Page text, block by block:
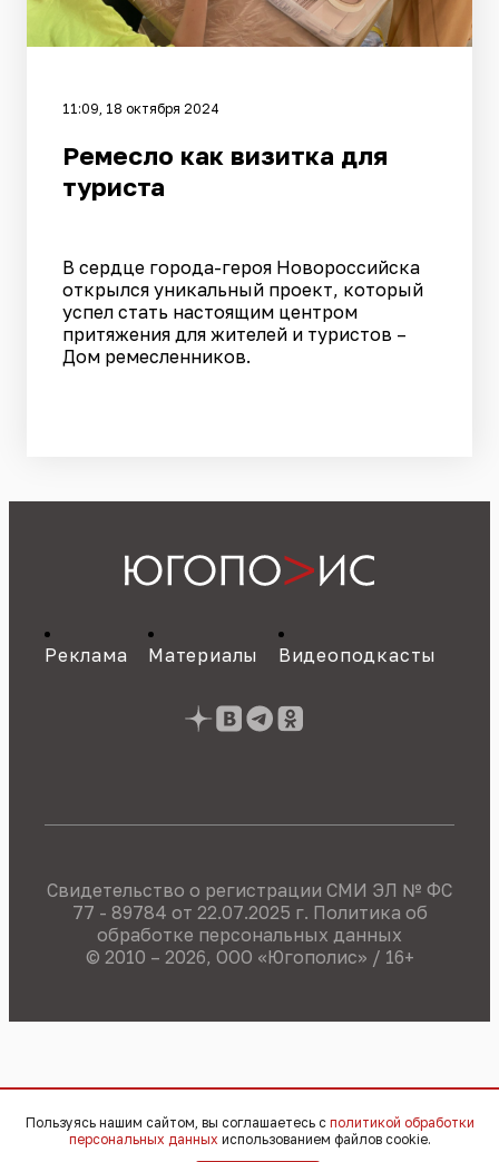
11:09, 18 октября 2024
Ремесло как визитка для
туриста
В сердце города-героя Новороссийска
открылся уникальный проект, который
успел стать настоящим центром
притяжения для жителей и туристов –
Дом ремесленников.
Реклама Материалы Видеоподкасты
Свидетельство о регистрации СМИ ЭЛ № ФС
77 - 89784 от 22.07.2025 г. Политика об
обработке персональных данных
© 2010 – 2026, OOO «Югополис» / 16+
Пользуясь нашим сайтом, вы соглашаетесь с политикой обработки
персональных данных использованием файлов cookie.